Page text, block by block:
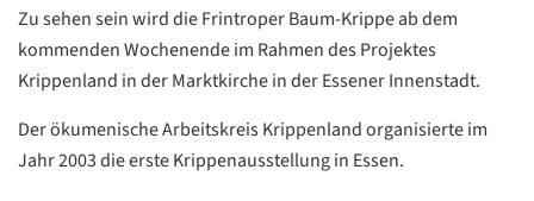
Zu sehen sein wird die Frintroper Baum-Krippe ab dem
kommenden Wochenende im Rahmen des Projektes
Krippenland in der Marktkirche in der Essener Innenstadt.
Der ökumenische Arbeitskreis Krippenland organisierte im
Jahr 2003 die erste Krippenausstellung in Essen.
Datenschutzerklärung
Datenschutzerklärung
Google